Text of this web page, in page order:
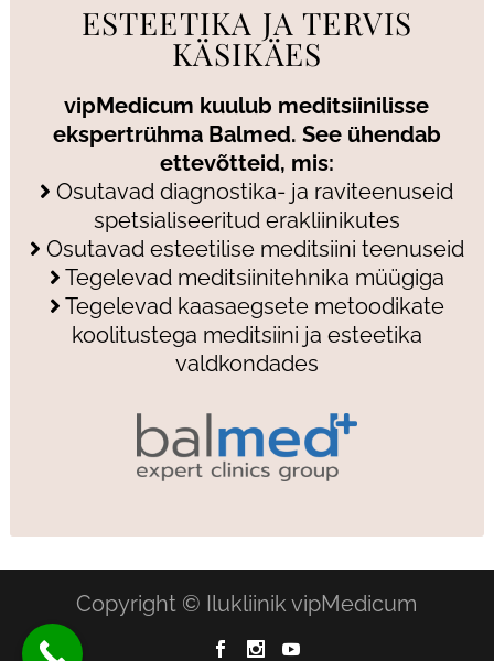
ESTEETIKA JA TERVIS
KÄSIKÄES
vipMedicum kuulub meditsiinilisse
ekspertrühma Balmed. See ühendab
ettevõtteid, mis:
Osutavad diagnostika- ja raviteenuseid
spetsialiseeritud erakliinikutes
Osutavad esteetilise meditsiini teenuseid
Tegelevad meditsiinitehnika müügiga
Tegelevad kaasaegsete metoodikate
koolitustega meditsiini ja esteetika
valdkondades
Copyright © Ilukliinik vipMedicum